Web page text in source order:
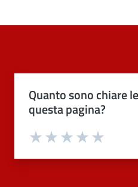
Quanto sono chiare
questa pagina?
Valuta 4
Valuta 3 stelle
Valuta 2 stelle su 5
Valuta 1 stelle su 5